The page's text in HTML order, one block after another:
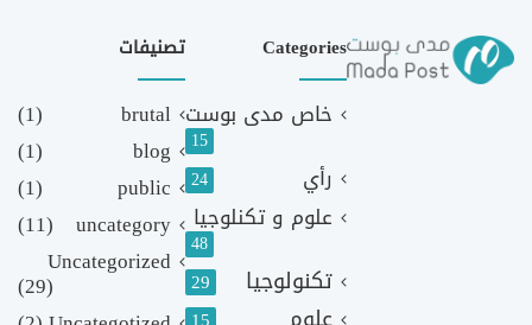
Categories
خاص مدى بوست
15
رأي 24
علوم و تكنلوجيا
48
تكنولوجيا 29
تصنيفات
brutal
(1)
blog
(1)
public
(1)
uncategory
(11)
Uncategorized
(29)